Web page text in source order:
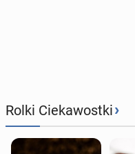
Rolki Ciekawostki›